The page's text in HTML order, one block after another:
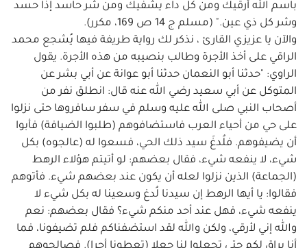
باسم الله أرقيك ومن كل داء يشفيك ومن شر حاسد إذا حسد
وشر كل ذي عين." (مسلم ج 14 ص 169، مكرر).
والآن يا عزيزي القارئ ، نذكر لك رواية طريفة فيها يُشجع محمد
الراقي على أخذ الأجرة وطالب بنصيبه من هذه الأجرة. يقول
الراوي: "حدثنا أبو النعمان حدثنا أبو عوانة عن أبي بشر عن
المتوكل عن أبي سعيد رضي الله عنه قال: انطلق نفر من
أصحاب النبي صلى الله عليه وسلم في سفر سافروها حتى نزلوا
على حي من أحياء العرب فاستضافوهم (طلبوا الضيافة) فأبوا
أن يضيفوهم. فلُدغَ سيد ذلك الحي، فسعوا له (عالجوه) بكل
شيء، لا ينفعه شيء، فقال بعضهم: لو أتيتم هؤلاء الرهط
(الجماعة) الذين نزلوا لعله أن يكون عند بعضهم شيء. فأتوهم
فقالوا: يا أيها الرهط إن سيدنا لُدغ وسعينا له بكل شيء لا
ينفعه شيء، فهل عند أحد منكم شيء؟ فقال بعضهم: نعم
والله إني لأرقي، ولكن والله لقد استضفناكم فلم تضيفونا، فما